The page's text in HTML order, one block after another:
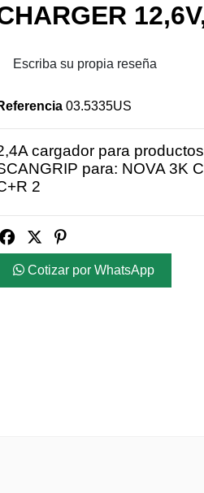
Escriba su propia reseña
03.5335US
cargador para
para: NOVA 3K
2
Cotizar por WhatsApp